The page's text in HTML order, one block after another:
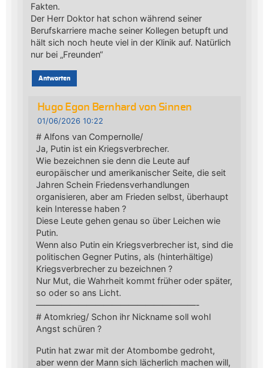
Fakten.
Der Herr Doktor hat schon während seiner
Berufskarriere mache seiner Kollegen betupft und
hält sich noch heute viel in der Klinik auf. Natürlich
nur bei „Freunden“
Antworten
Hugo Egon Bernhard von Sinnen
01/06/2026 10:22
# Alfons van Compernolle/
Ja, Putin ist ein Kriegsverbrecher.
Wie bezeichnen sie denn die Leute auf
europäischer und amerikanischer Seite, die seit
Jahren Schein Friedensverhandlungen
organisieren, aber am Frieden selbst, überhaupt
kein Interesse haben ?
Diese Leute gehen genau so über Leichen wie
Putin.
Wenn also Putin ein Kriegsverbrecher ist, sind die
politischen Gegner Putins, als (hinterhältige)
Kriegsverbrecher zu bezeichnen ?
Nur Mut, die Wahrheit kommt früher oder später,
so oder so ans Licht.
———————————————————-
# Atomkrieg/ Schon ihr Nickname soll wohl
Angst schüren ?
Putin hat zwar mit der Atombombe gedroht,
aber wenn der Mann sich lächerlich machen will,